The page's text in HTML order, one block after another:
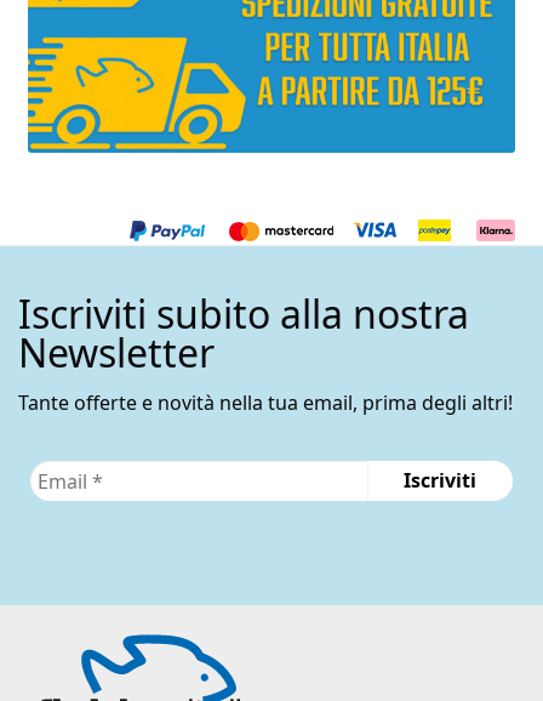
Iscriviti subito alla nostra
Newsletter
Tante offerte e novità nella tua email, prima degli altri!